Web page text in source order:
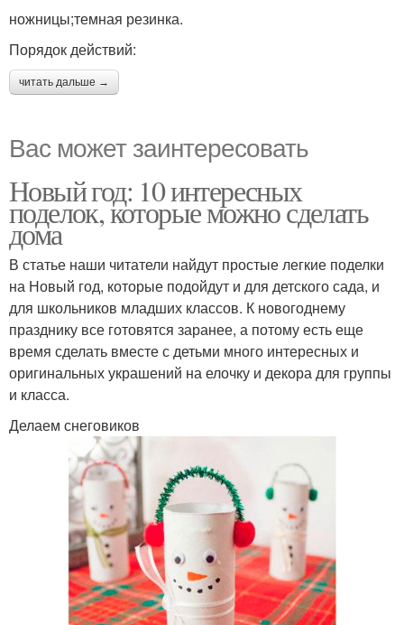
ножницы;темная резинка.
Порядок действий:
читать дальше →
Вас может заинтересовать
Новый год: 10 интересных
поделок, которые можно сделать
дома
В статье наши читатели найдут простые легкие поделки
на Новый год, которые подойдут и для детского сада, и
для школьников младших классов. К новогоднему
празднику все готовятся заранее, а потому есть еще
время сделать вместе с детьми много интересных и
оригинальных украшений на елочку и декора для группы
и класса.
Делаем снеговиков